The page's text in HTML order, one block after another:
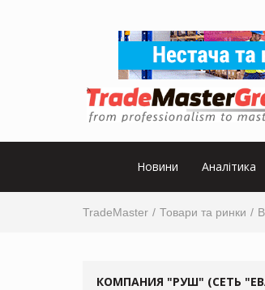
Новини Аналітика
TradeMaster Товари та ринки
КОМПАНИЯ "РУШ" (СЕТЬ